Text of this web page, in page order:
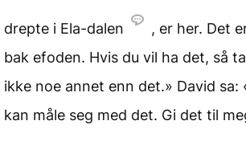
drepte i Ela-dalen
, er her. Det
bak efoden. Hvis du vil ha det, så
ikke noe annet enn det.» David sa:
kan måle seg med det. Gi det til